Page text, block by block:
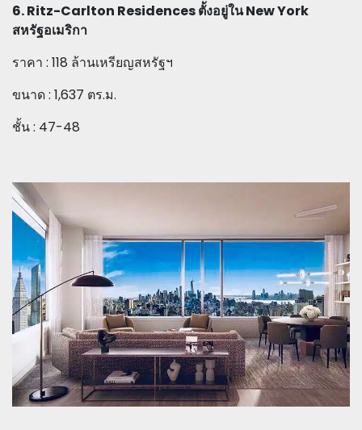
6. Ritz-Carlton Residences ตั้งอยู่ใน New York
สหรัฐอเมริกา
ราคา : 118 ล้านเหรียญสหรัฐฯ
ขนาด : 1,637 ตร.ม.
ชั้น : 47-48